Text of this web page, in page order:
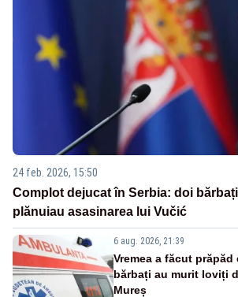
24 feb. 2026, 15:50
Complot dejucat în Serbia: doi
plănuiau asasinarea lui Vučić
6 aug. 2026, 21:39
Vremea a făcut
bărbați au murit loviți
Mureș